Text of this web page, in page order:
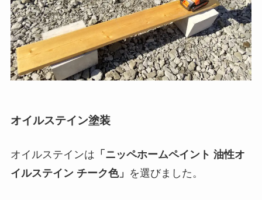
オイルステイン塗装
オイルステインは 「ニッペホームペイント 油性オ
イルステイン チーク色」 を選びました。